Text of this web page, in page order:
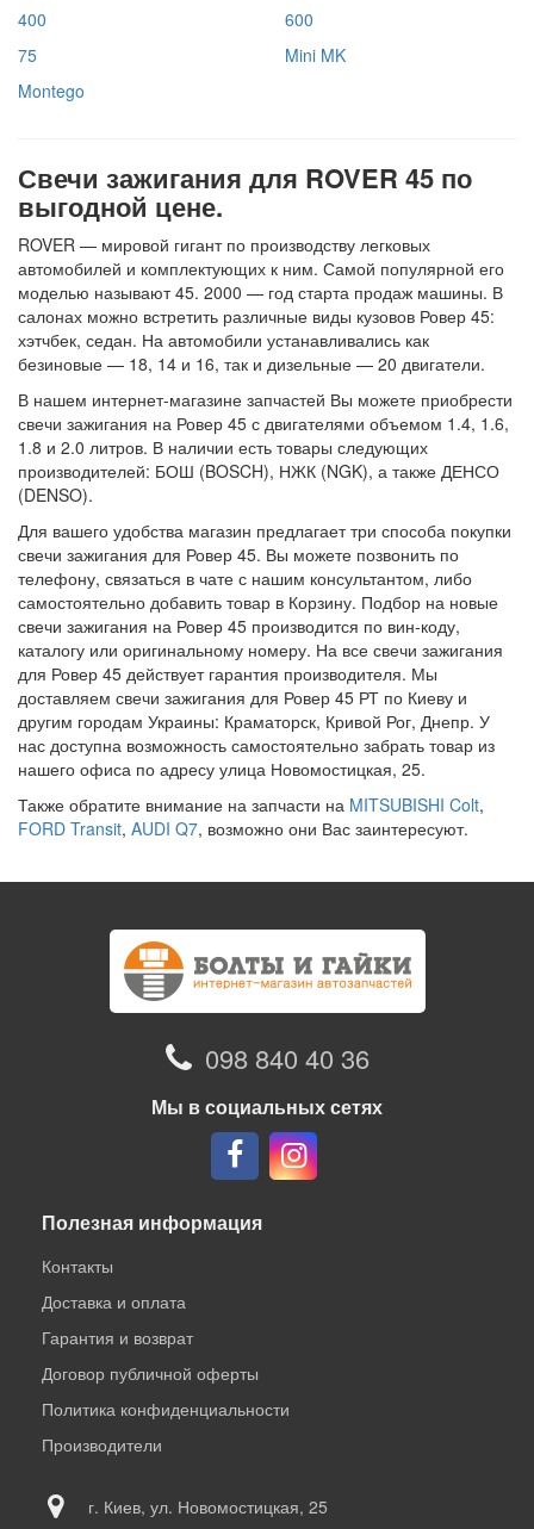
400
600
75
Mini MK
Montego
Свечи зажигания для ROVER 45 по
выгодной цене.
ROVER — мировой гигант по производству легковых
автомобилей и комплектующих к ним. Самой популярной его
моделью называют 45. 2000 — год старта продаж машины. В
салонах можно встретить различные виды кузовов Ровер 45:
хэтчбек, седан. На автомобили устанавливались как
безиновые — 18, 14 и 16, так и дизельные — 20 двигатели.
В нашем интернет-магазине запчастей Вы можете приобрести
свечи зажигания на Ровер 45 с двигателями объемом 1.4, 1.6,
1.8 и 2.0 литров. В наличии есть товары следующих
производителей: БОШ (BOSCH), НЖК (NGK), а также ДЕНСО
(DENSO).
Для вашего удобства магазин предлагает три способа покупки
свечи зажигания для Ровер 45. Вы можете позвонить по
телефону, связаться в чате с нашим консультантом, либо
самостоятельно добавить товар в Корзину. Подбор на новые
свечи зажигания на Ровер 45 производится по вин-коду,
каталогу или оригинальному номеру. На все свечи зажигания
для Ровер 45 действует гарантия производителя. Мы
доставляем свечи зажигания для Ровер 45 РТ по Киеву и
другим городам Украины: Краматорск, Кривой Рог, Днепр. У
нас доступна возможность самостоятельно забрать товар из
нашего офиса по адресу улица Новомостицкая, 25.
Также обратите внимание на запчасти на MITSUBISHI Colt,
FORD Transit, AUDI Q7, возможно они Вас заинтересуют.
098 840 40 36
Мы в социальных сетях
Полезная информация
Контакты
Доставка и оплата
Гарантия и возврат
Договор публичной оферты
Политика конфиденциальности
Производители
г. Киев, ул. Новомостицкая, 25